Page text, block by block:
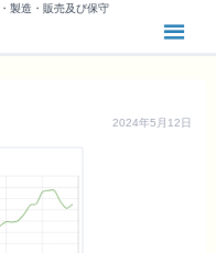
製造・販売及び保守
2024年5月12日